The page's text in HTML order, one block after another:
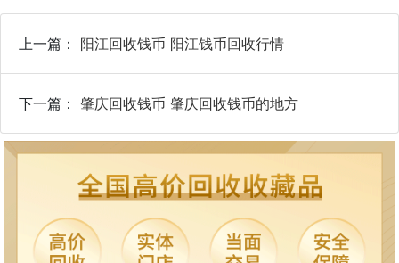
上一篇： 阳江回收钱币 阳江钱币回收行情
下一篇： 肇庆回收钱币 肇庆回收钱币的地方